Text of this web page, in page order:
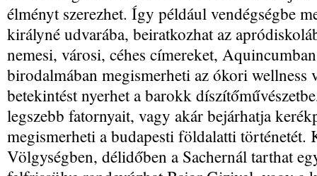
élményt szerezhet. Így például vendégségbe
királyné udvarába, beiratkozhat az
nemesi, városi, céhes címereket,
birodalmában megismerheti az ókori wellness
betekintést nyerhet a barokk
legszebb fatornyait, vagy akár bejárhatja
megismerheti a budapesti földalatti történetét.
Völgységben, délidőben a Sachernál tarthat